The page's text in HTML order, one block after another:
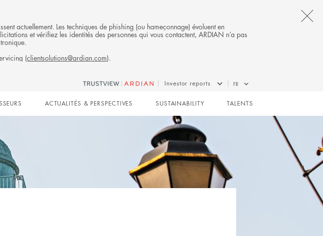
actuellement. Les techniques de phishing (ou hameçonnage) évoluent en
et vérifiez les identités des personnes qui vous contactent, ARDIAN n’a pas
(clientsolutions@ardian.com).
Investor reports FR
ACTUALITÉS & PERSPECTIVES SUSTAINABILITY TALENTS